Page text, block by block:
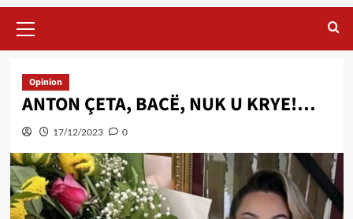
Menu
Opinion
ANTON ÇETA, BACË, NUK U KRYE!…
17/12/2023 0